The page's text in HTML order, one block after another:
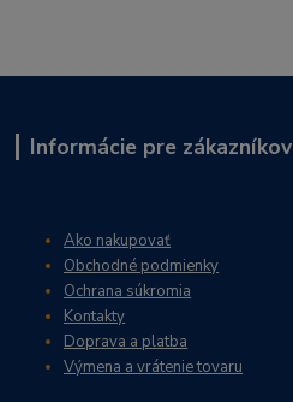
Informácie pre zákazníkov
Ako nakupovať
Obchodné podmienky
Ochrana súkromia
Kontakty
Doprava a platba
Výmena a vrátenie tovaru